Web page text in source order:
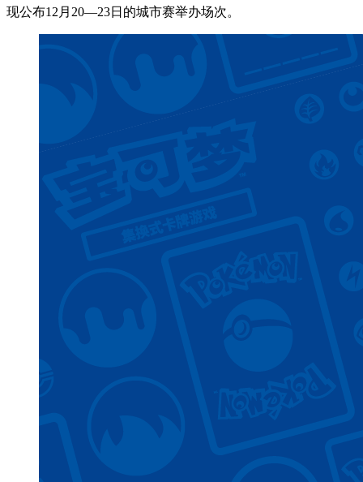
现公布12月20—23日的城市赛举办场次。